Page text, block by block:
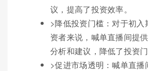
议，提高了投资效率。
>降低投资门槛：对于初入
资者来说，喊单直播间提
分析和建议，降低了投资门
>促进市场透明：喊单直播